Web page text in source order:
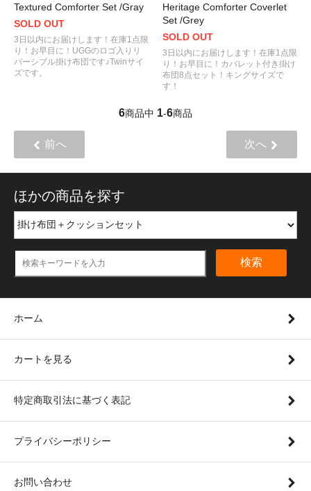
Textured Comforter Set /Gray
SOLD OUT
3日以内にお届けします！在庫1点限
り！お早目に！UGGのロゴ入りリ
バーシブル掛け布団です♪Twinサイ
ズです。
Heritage Comforter Coverlet
Set /Grey
SOLD OUT
3日以内にお届けします！在庫1点限
り！お早目に！カバレット付き掛け
布団8点セット！キングサイズで
す！
6商品中 1-6商品
前へ 次へ
ほかの商品を探す
検索
ホーム
カートを見る
特定商取引法に基づく表記
プライバシーポリシー
お問い合わせ